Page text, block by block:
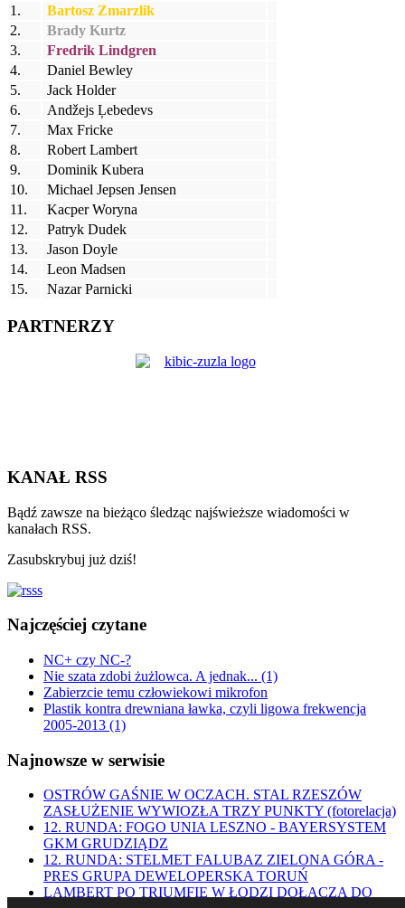
1.
Bartosz Zmarzlik
2.
Brady Kurtz
3.
Fredrik Lindgren
4.
Daniel Bewley
5.
Jack Holder
6.
Andžejs Ļebedevs
7.
Max Fricke
8.
Robert Lambert
9.
Dominik Kubera
10.
Michael Jepsen Jensen
11.
Kacper Woryna
12.
Patryk Dudek
13.
Jason Doyle
14.
Leon Madsen
15.
Nazar Parnicki
PARTNERZY
KANAŁ RSS
Bądź zawsze na bieżąco śledząc najświeższe wiadomości w
kanałach RSS.
Zasubskrybuj już dziś!
Najczęściej czytane
NC+ czy NC-?
Nie szata zdobi żużlowca. A jednak... (1)
Zabierzcie temu człowiekowi mikrofon
Plastik kontra drewniana ławka, czyli ligowa frekwencja
2005-2013 (1)
Najnowsze w serwisie
OSTRÓW GAŚNIE W OCZACH. STAL RZESZÓW
ZASŁUŻENIE WYWIOZŁA TRZY PUNKTY (fotorelacja)
12. RUNDA: FOGO UNIA LESZNO - BAYERSYSTEM
GKM GRUDZIĄDZ
12. RUNDA: STELMET FALUBAZ ZIELONA GÓRA -
PRES GRUPA DEWELOPERSKA TORUŃ
LAMBERT PO TRIUMFIE W ŁODZI DOŁĄCZA DO